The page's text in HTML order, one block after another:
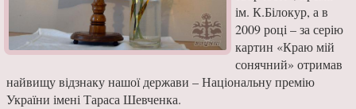
ім. К.Білокур, а в
2009 році – за серію
картин «Краю мій
сонячний» отримав
найвищу відзнаку нашої держави – Національну премію
України імені Тараса Шевченка.